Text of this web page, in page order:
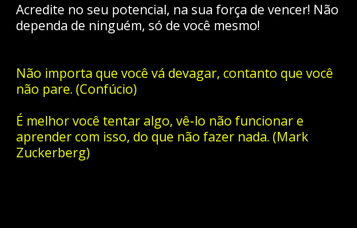
Acredite no seu potencial, na sua força de vencer! Não
dependa de ninguém, só de você mesmo!
Não importa que você vá devagar, contanto que você
não pare. (Confúcio)
É melhor você tentar algo, vê-lo não funcionar e
aprender com isso, do que não fazer nada. (Mark
Zuckerberg)